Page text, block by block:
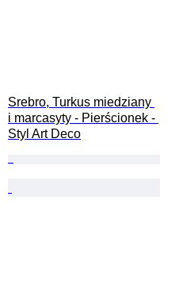
Srebro, Turkus miedziany
i marcasyty - Pierścionek -
Styl Art Deco